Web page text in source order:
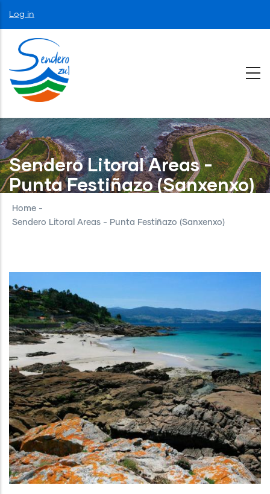
Skip
to
main
content
User
account
menu
Log in
Sendero Litoral Areas -
Punta Festiñazo (Sanxenxo)
Home -
Sendero Litoral Areas - Punta Festiñazo (Sanxenxo)